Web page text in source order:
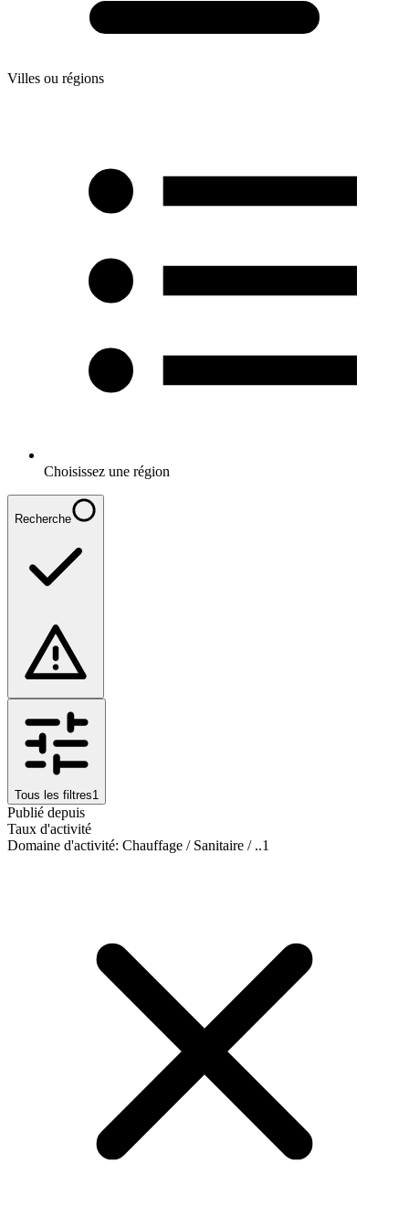
Villes ou régions
Choisissez une région
Recherche
Tous les filtres1
Publié depuis
Taux d'activité
Domaine d'activité: Chauffage / Sanitaire / ..1